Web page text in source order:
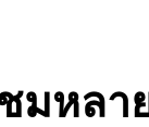
หลา